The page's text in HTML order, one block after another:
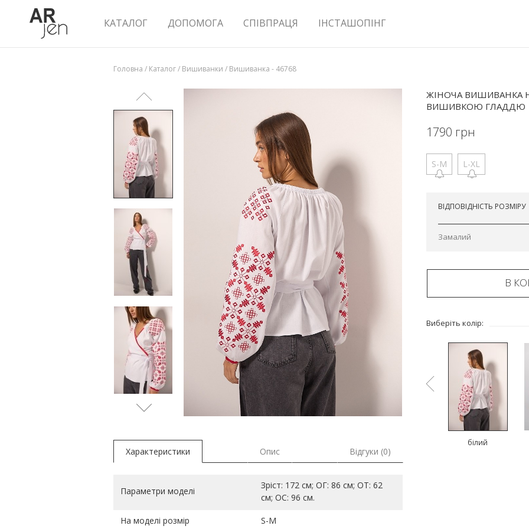
КАТАЛОГ ДОПОМОГА СПІВПРАЦЯ ІНСТАШОПІНГ
Головна / Каталог/ Вишиванки / Вишиванка - 46768
ЖІНОЧА ВИШИВАНКА
ВИШИВКОЮ ГЛАДДЮ
1790 грн
S-M L-XL
ВІДПОВІДНІСТЬ РОЗМІРУ
Замалий
В
Виберіть колір:
білий
Характеристики Опис Відгуки (0)
Параметри моделі
Зріст: 172 см; ОГ: 86 см; ОТ: 62
см; ОС: 96 см.
На моделі розмір S-M